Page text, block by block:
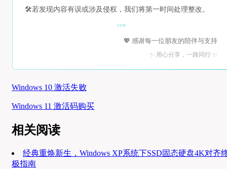
🛠️若发现内容有误或涉及侵权，我们将第一时间处理整改。
💖 感谢每一位朋友的陪伴与支持
✨ 用心分享，一路同行 ✨
Windows 10 激活失败
Windows 11 激活码购买
相关阅读
经典重焕新生，Windows XP系统下SSD固态硬盘4K对齐
极指南